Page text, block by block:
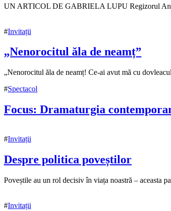
13
noiembrie
UN ARTICOL DE GABRIELA LUPU Regizorul
#Invitații
„Nenorocitul ăla de neamț”
27
2021
„Nenorocitul ăla de neamț! Ce-ai avut mă cu
#Spectacol
Focus: Dramaturgia
noiembrie
noiembrie
2020
#Invitații
Despre politica poveștilor
18
noiembrie
Poveștile au un rol decisiv în viața noastră – aceasta
#Invitații